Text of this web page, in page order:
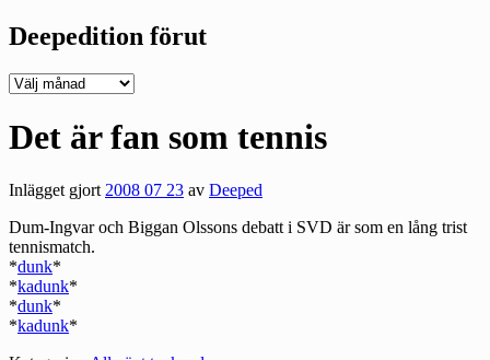
Deepedition förut
Deepedition
Det är fan som tennis
Inlägget gjort2008 07 23 av Deeped
Dum-Ingvar och Biggan Olssons debatt i SVD är som en lång trist
tennismatch.
*dunk*
*kadunk*
*dunk*
*kadunk*